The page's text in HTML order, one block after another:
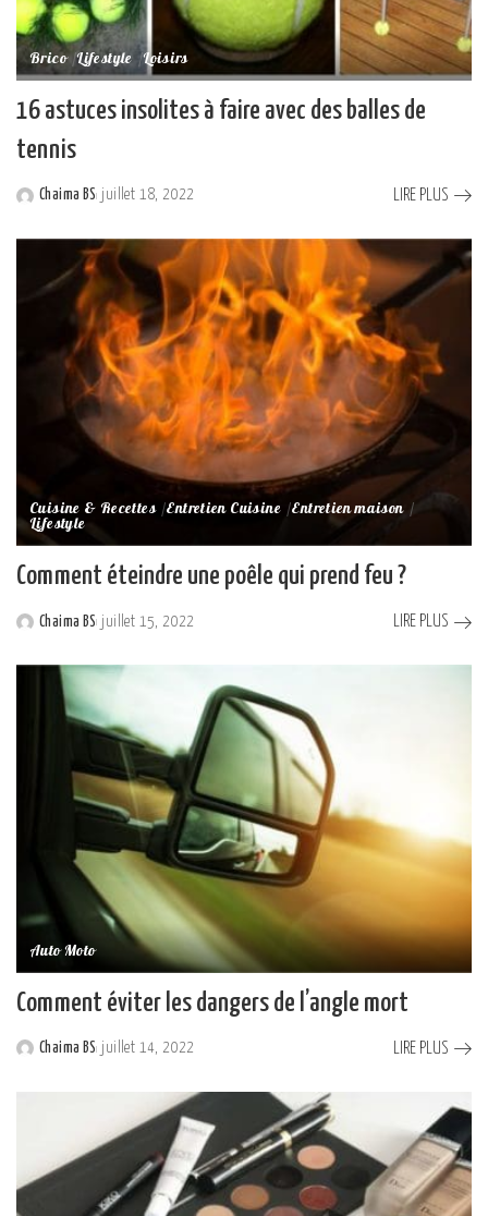
Brico Lifestyle Loisirs
16 astuces insolites à faire avec des balles de
tennis
Posted
Chaima BS juillet 18, 2022 LIRE PLUS
Cuisine & Recettes Entretien Cuisine Entretien maison
Lifestyle
Comment éteindre une poêle qui prend feu ?
Posted
Chaima BS juillet 15, 2022 LIRE PLUS
Auto Moto
Comment éviter les dangers de l’angle mort
Chaima BS juillet 14, 2022 LIRE PLUS